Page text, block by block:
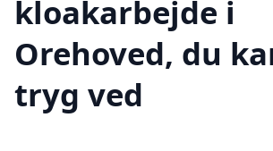
kloakarbejde i
Orehoved, du
tryg ved